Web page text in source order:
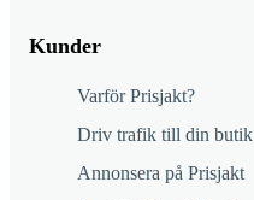
Kunder
Varför Prisjakt?
Driv trafik till din butik
Annonsera på Prisjakt